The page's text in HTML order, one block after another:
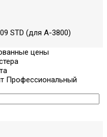
STD (для А-3800)
цены
Профессиональный